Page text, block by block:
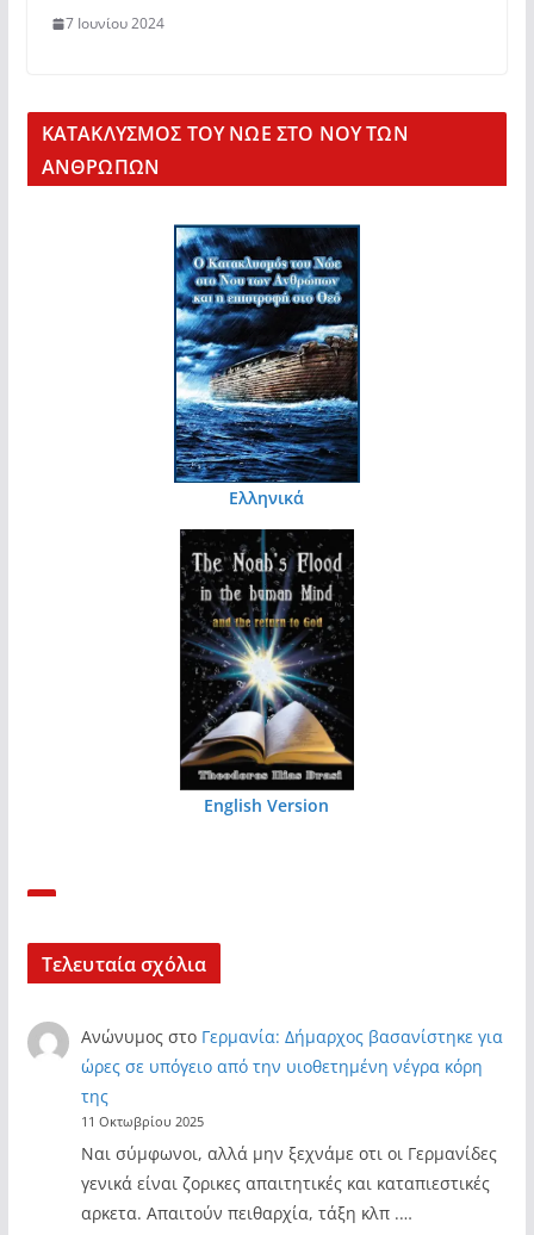
7 Ιουνίου 2024
KΑΤΑΚΛΥΣΜΟΣ ΤΟΥ ΝΩΕ ΣΤΟ ΝΟΥ ΤΩΝ
ΑΝΘΡΩΠΩΝ
Ελληνικά
English Version
Τελευταία σχόλια
Ανώνυμος στο Γερμανία: Δήμαρχος βασανίστηκε για
ώρες σε υπόγειο από την υιοθετημένη νέγρα κόρη
της
11 Οκτωβρίου 2025
Ναι σύμφωνοι, αλλά μην ξεχνάμε οτι οι Γερμανίδες
γενικά είναι ζορικες απαιτητικές και καταπιεστικές
αρκετα. Απαιτούν πειθαρχία, τάξη κλπ .…